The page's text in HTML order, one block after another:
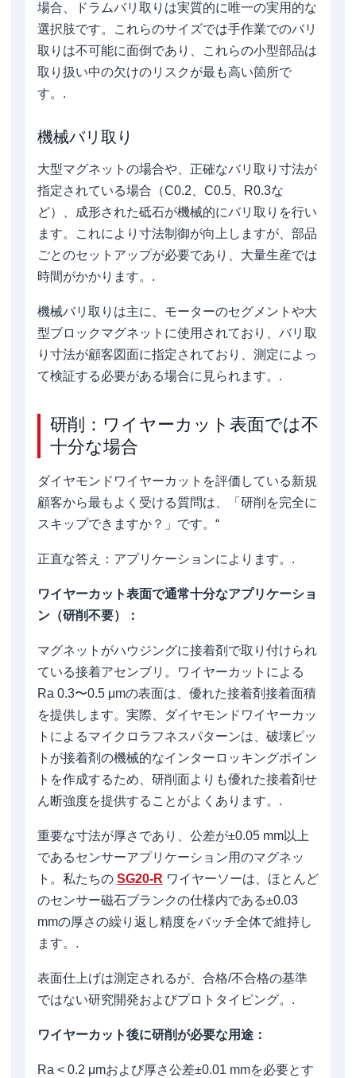
場合、ドラムバリ取りは実質的に唯一の実用的な
選択肢です。これらのサイズでは手作業でのバリ
取りは不可能に面倒であり、これらの小型部品は
取り扱い中の欠けのリスクが最も高い箇所で
す。.
機械バリ取り
大型マグネットの場合や、正確なバリ取り寸法が
指定されている場合（C0.2、C0.5、R0.3な
ど）、成形された砥石が機械的にバリ取りを行い
ます。これにより寸法制御が向上しますが、部品
ごとのセットアップが必要であり、大量生産では
時間がかかります。.
機械バリ取りは主に、モーターのセグメントや大
型ブロックマグネットに使用されており、バリ取
り寸法が顧客図面に指定されており、測定によっ
て検証する必要がある場合に見られます。.
研削：ワイヤーカット表面では不
十分な場合
ダイヤモンドワイヤーカットを評価している新規
顧客から最もよく受ける質問は、「研削を完全に
スキップできますか？」です。“
正直な答え：アプリケーションによります。.
ワイヤーカット表面で通常十分なアプリケーショ
ン（研削不要）：
マグネットがハウジングに接着剤で取り付けられ
ている接着アセンブリ。ワイヤーカットによる
Ra 0.3〜0.5 μmの表面は、優れた接着剤接着面積
を提供します。実際、ダイヤモンドワイヤーカッ
トによるマイクロラフネスパターンは、破壊ピッ
トが接着剤の機械的なインターロッキングポイン
トを作成するため、研削面よりも優れた接着剤せ
ん断強度を提供することがよくあります。.
重要な寸法が厚さであり、公差が±0.05 mm以上
であるセンサーアプリケーション用のマグネッ
ト。私たちの SG20-R ワイヤーソーは、ほとんど
のセンサー磁石ブランクの仕様内である±0.03
mmの厚さの繰り返し精度をバッチ全体で維持し
ます。.
表面仕上げは測定されるが、合格/不合格の基準
ではない研究開発およびプロトタイピング。.
ワイヤーカット後に研削が必要な用途：
Ra < 0.2 μmおよび厚さ公差±0.01 mmを必要とす